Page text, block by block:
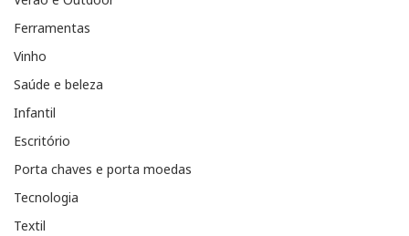
Ferramentas
Vinho
Saúde e beleza
Infantil
Escritório
Porta chaves e porta moedas
Tecnologia
Textil